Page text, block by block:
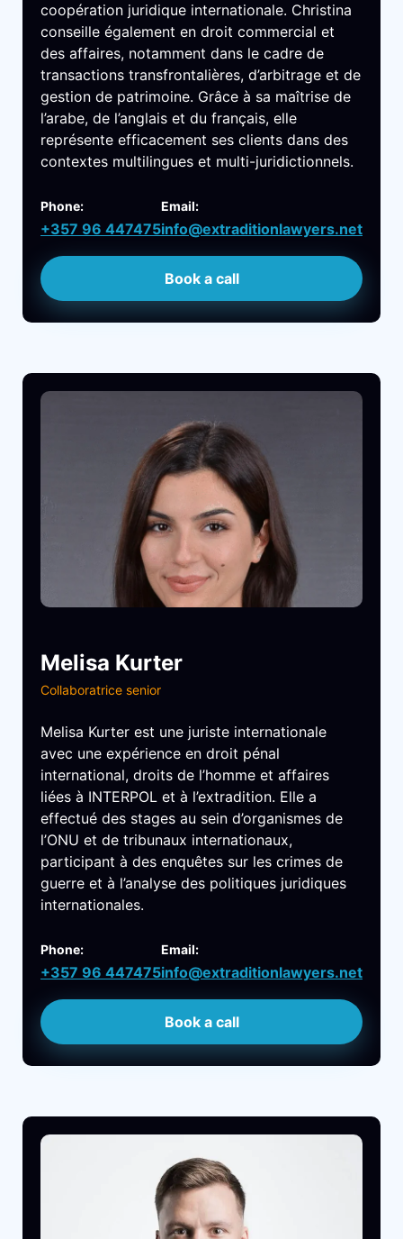
coopération juridique internationale. Christina
conseille également en droit commercial et
des affaires, notamment dans le cadre de
transactions transfrontalières, d’arbitrage et de
gestion de patrimoine. Grâce à sa maîtrise de
l’arabe, de l’anglais et du français, elle
représente efficacement ses clients dans des
contextes multilingues et multi-juridictionnels.
Phone:
+357 96 447475
Email:
info@extraditionlawyers.net
Book a call
Melisa Kurter
Collaboratrice senior
Melisa Kurter est une juriste internationale
avec une expérience en droit pénal
international, droits de l’homme et affaires
liées à INTERPOL et à l’extradition. Elle a
effectué des stages au sein d’organismes de
l’ONU et de tribunaux internationaux,
participant à des enquêtes sur les crimes de
guerre et à l’analyse des politiques juridiques
internationales.
Phone:
+357 96 447475
Email:
info@extraditionlawyers.net
Book a call